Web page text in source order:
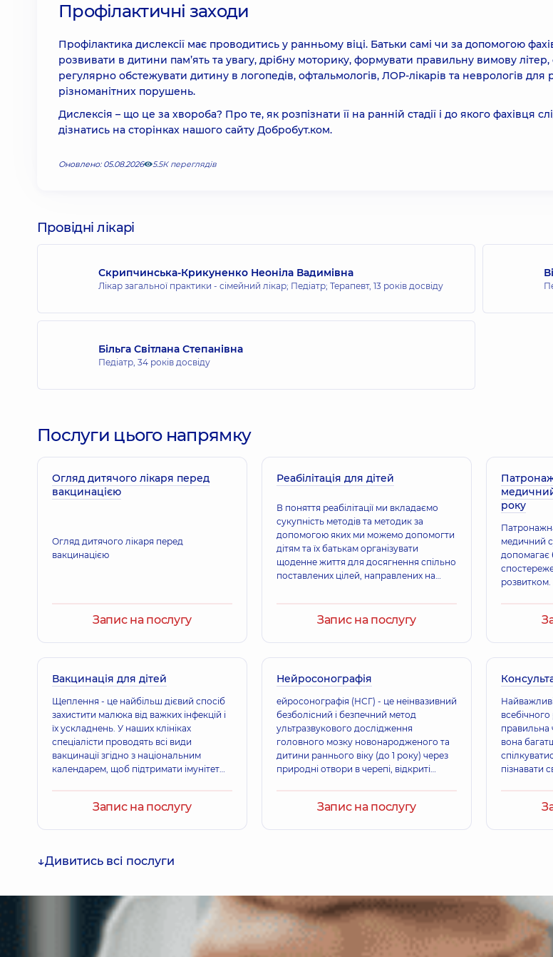
Профілактичні заходи
Профілактика дислексії має проводитись у ранньому віці. Батьки самі чи за допомогою
розвивати в дитини пам’ять та увагу, дрібну моторику, формувати правильну вимову
регулярно обстежувати дитину в логопедів, офтальмологів, ЛОР-лікарів та неврологів
різноманітних порушень.
Дислексія – що це за хвороба? Про те, як розпізнати її на ранній стадії і до якого фахівця
дізнатись на сторінках нашого сайту Добробут.ком.
Оновлено: 05.08.2026 5.5К переглядів
Провідні лікарі
Скрипчинська-Крикуненко Неоніла Вадимівна
Лікар загальної практики - сімейний лікар; Педіатр; Терапевт, 13 років досвіду
Більга Світлана Степанівна
Педіатр, 34 років досвіду
Послуги цього напрямку
Огляд дитячого лікаря перед
вакцинацією
Огляд дитячого лікаря перед
вакцинацією
Запис на послугу
Реабілітація для дітей
В поняття реабілітації ми вкладаємо
сукупність методів та методик за
допомогою яких ми можемо допомогти
дітям та їх батькам організувати
щоденне життя для досягнення спільно
поставлених цілей, направлених на
Запис на послугу
року
медичний
допомагає
розвитком.
Вакцинація для дітей
Щеплення - це найбільш дієвий спосіб
захистити малюка від важких інфекцій і
їх ускладнень. У наших клініках
спеціалісти проводять всі види
вакцинації згідно з національним
календарем, щоб підтримати імунітет
про його здоров’я.
Запис на послугу
Нейросонографія
ейросонографія (НСГ) - це неінвазивний
безболісний і безпечний метод
ультразвукового дослідження
головного мозку новонародженого та
дитини раннього віку (до 1 року) через
природні отвори в черепі, відкриті
Запис на послугу
правильна
вона
пізнавати
Дивитись всі послуги